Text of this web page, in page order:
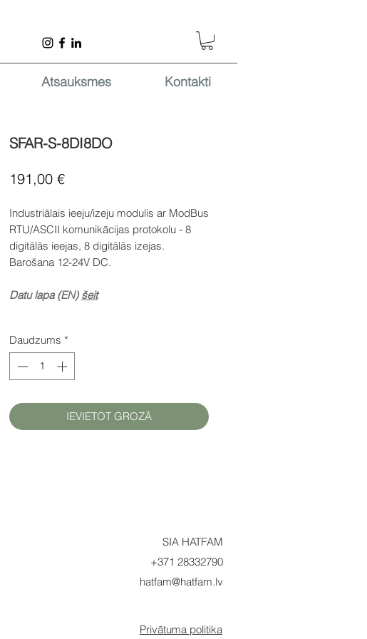
Atsauksmes Kontakti
SFAR-S-8DI8DO
191,00 €Cena
Industriālais ieeju/izeju modulis ar ModBus
RTU/ASCII komunikācijas protokolu - 8
digitālās ieejas, 8 digitālās izejas.
Barošana 12-24V DC.
Datu lapa (EN) šeit
Daudzums *
IEVIETOT GROZĀ
SIA HATFAM
+371 28332790
hatfam@hatfam.lv
Privātuma politika